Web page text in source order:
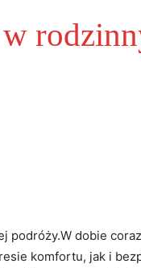
podróży.W dobie
komfortu, jak i